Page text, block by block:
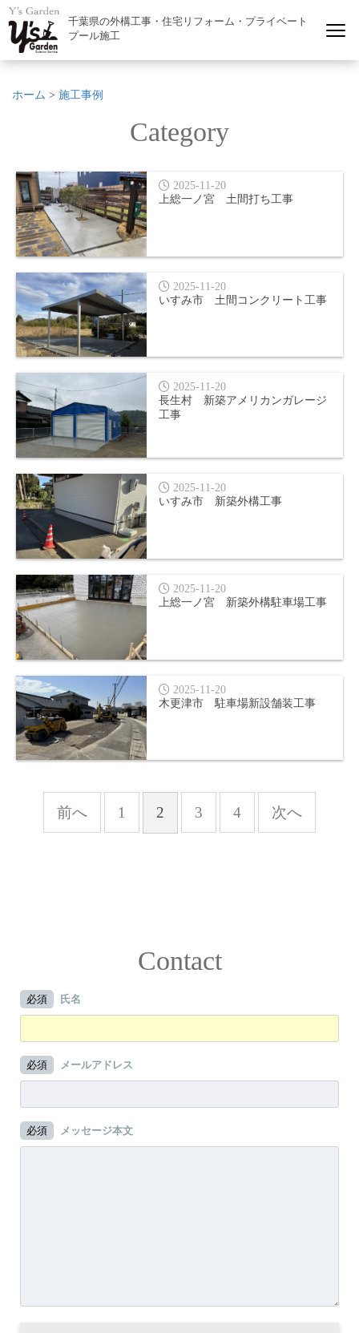
千葉県の外構工事・住宅リフォーム・プライベート
プール施工
ホーム > 施工事例
Category
2025-11-20
上総一ノ宮 土間打ち工事
2025-11-20
いすみ市 土間コンクリート工事
2025-11-20
長生村 新築アメリカンガレージ
工事
2025-11-20
いすみ市 新築外構工事
2025-11-20
上総一ノ宮 新築外構駐車場工事
2025-11-20
木更津市 駐車場新設舗装工事
前へ 1 2 3 4 次へ
Contact
必須 氏名
必須 メールアドレス
必須 メッセージ本文